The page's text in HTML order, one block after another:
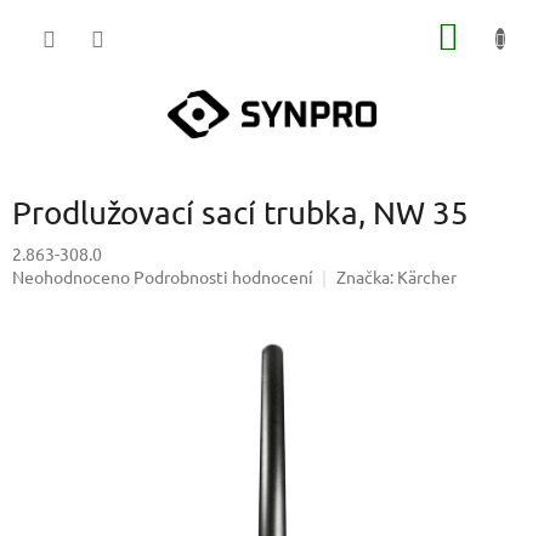
Prodlužovací sací trubka, NW 35
2.863-308.0
Průměrné
Neohodnoceno Podrobnosti hodnocení Značka: Kärcher